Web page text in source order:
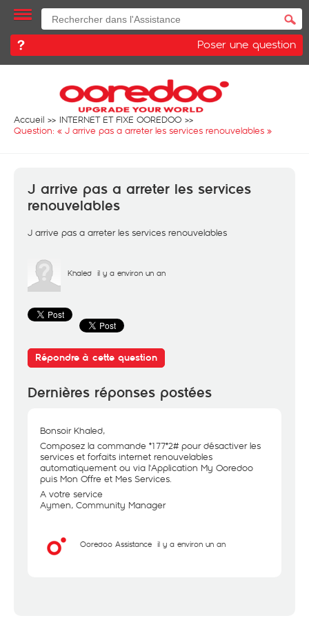
Poser une question
Accueil
INTERNET ET FIXE OOREDOO
Question: « J arrive pas a arreter les services renouvelables »
J arrive pas a arreter les services
renouvelables
J arrive pas a arreter les services renouvelables
Khaled il y a environ un an
Répondre à cette question
Dernières réponses postées
Bonsoir Khaled,
Composez la commande *177*2# pour désactiver les
services et forfaits internet renouvelables
automatiquement ou via l'Application My Ooredoo
puis Mon Offre et Mes Services.
A votre service
Aymen, Community Manager
Ooredoo Assistance il y a environ un an